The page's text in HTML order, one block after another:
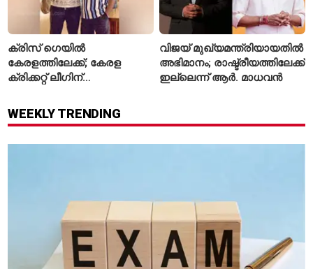
ക്രിസ് ഗെയിൽ
കേരളത്തിലേക്ക്; കേരള
ക്രിക്കറ്റ് ലീഗിന്
താരങ്ങൾക്ക് പരിശീലനം
നൽകും
വിജയ് മുഖ്യമന്ത്രിയായതിൽ
അഭിമാനം; രാഷ്ട്രീയത്തിലേക്ക്
ഇല്ലെന്ന് ആർ. മാധവൻ
WEEKLY TRENDING